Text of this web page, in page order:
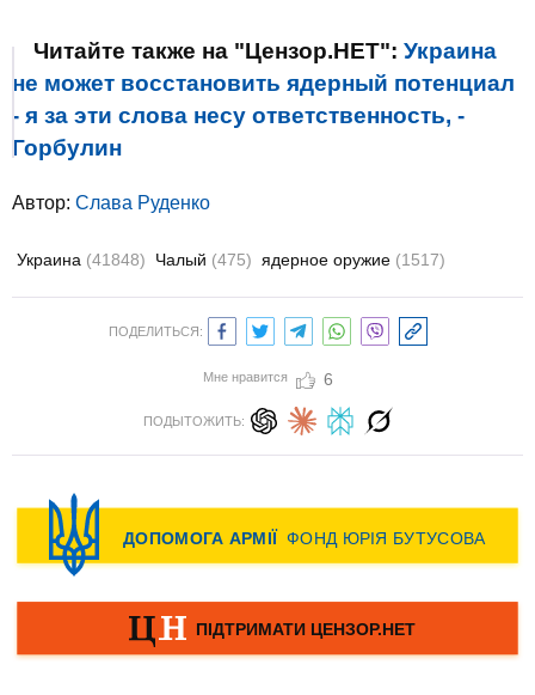
Читайте также на "Цензор.НЕТ": Украина
не может восстановить ядерный потенциал
- я за эти слова несу ответственность, -
Горбулин
Автор: Слава Руденко
Украина (41848) Чалый (475) ядерное оружие (1517)
ПОДЕЛИТЬСЯ:
Мне нравится 6
ПОДЫТОЖИТЬ: